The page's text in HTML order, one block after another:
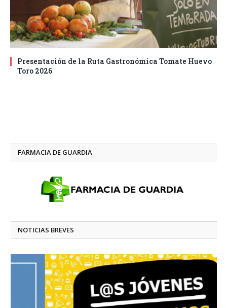
Presentación de la Ruta Gastronómica Tomate Huevo
Toro 2026
FARMACIA DE GUARDIA
NOTICIAS BREVES